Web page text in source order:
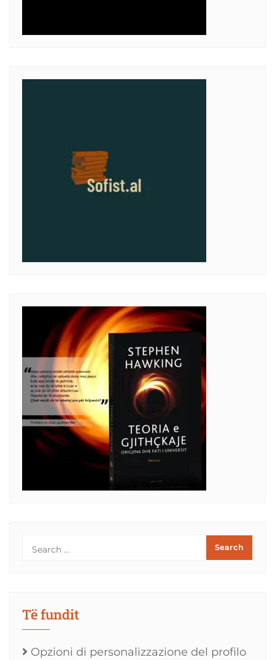
Të fundit
Opzioni di personalizzazione del profilo